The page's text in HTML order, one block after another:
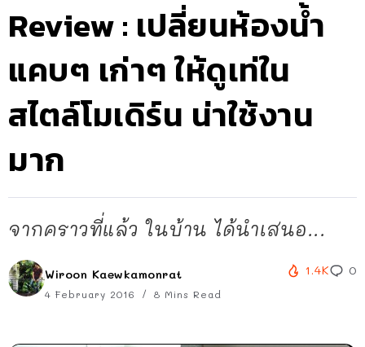
Review : เปลี่ยนห้องน้ำ
แคบๆ เก่าๆ ให้ดูเท่ใน
สไตล์โมเดิร์น น่าใช้งาน
มาก
จากคราวที่แล้ว ในบ้าน ได้นำเสนอ...
Wiroon Kaewkamonrat
4 February 2016 8 Mins Read
1.4K 0